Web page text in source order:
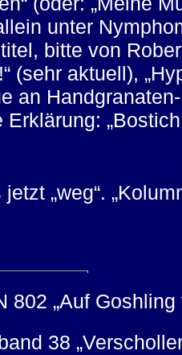
unter
bitte von
(sehr aktuell),
an
Erklärung:
„weg“.
802 „Auf Goshling
38